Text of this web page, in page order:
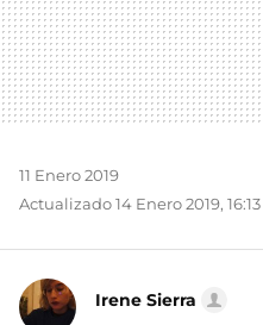
11 Enero 2019
Actualizado 14 Enero 2019, 16:13
Irene Sierra